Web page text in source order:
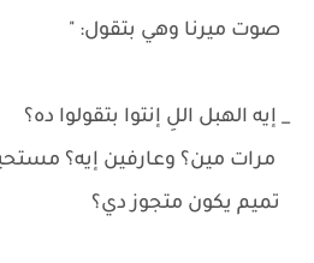
صوت ميرنا وهي بتقول: "
_ إيه الهبل اللِ إنتوا بتقولوا ده؟
مرات مين؟ وعارفين إيه؟
تميم يكون متجوز دي؟